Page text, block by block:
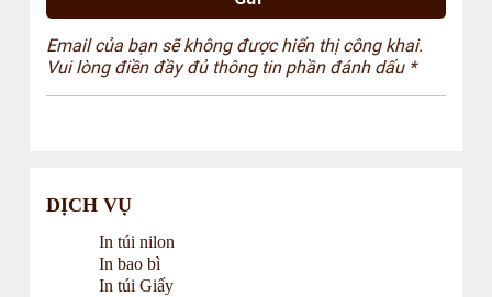
Email của bạn sẽ không được hiển thị công khai.
Vui lòng điền đầy đủ thông tin phần đánh dấu *
DỊCH VỤ
In túi nilon
In bao bì
In túi Giấy